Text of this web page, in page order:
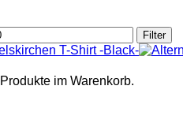
im Warenkorb.
Filter